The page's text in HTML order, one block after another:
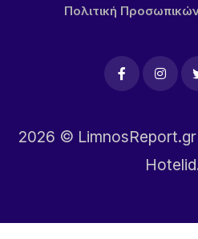
Πολιτική
2026 ©